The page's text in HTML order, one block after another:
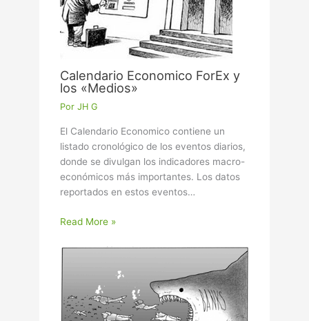
Calendario Economico ForEx y
los «Medios»
Por JH G
El Calendario Economico contiene un
listado cronológico de los eventos diarios,
donde se divulgan los indicadores macro-
económicos más importantes. Los datos
reportados en estos eventos…
Read More »